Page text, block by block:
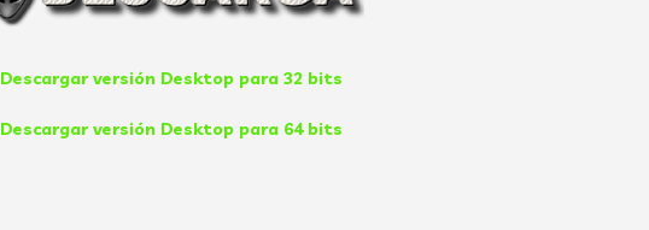
Descargar versión Desktop para 32 bits
Descargar versión Desktop para 64 bits